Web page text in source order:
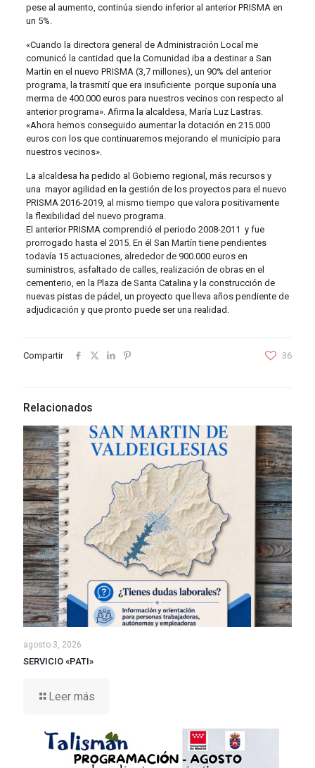
pese al aumento, continúa siendo inferior al anterior PRISMA en
un 5%.
«Cuando la directora general de Administración Local me
comunicó la cantidad que la Comunidad iba a destinar a San
Martín en el nuevo PRISMA (3,7 millones), un 90% del anterior
programa, la trasmití que era insuficiente porque suponía una
merma de 400.000 euros para nuestros vecinos con respecto al
anterior programa». Afirma la alcaldesa, María Luz Lastras.
«Ahora hemos conseguido aumentar la dotación en 215.000
euros con los que continuaremos mejorando el municipio para
nuestros vecinos».
La alcaldesa ha pedido al Gobierno regional, más recursos y
una mayor agilidad en la gestión de los proyectos para el nuevo
PRISMA 2016-2019, al mismo tiempo que valora positivamente
la flexibilidad del nuevo programa.
El anterior PRISMA comprendió el periodo 2008-2011 y fue
prorrogado hasta el 2015. En él San Martín tiene pendientes
todavía 15 actuaciones, alrededor de 900.000 euros en
suministros, asfaltado de calles, realización de obras en el
cementerio, en la Plaza de Santa Catalina y la construcción de
nuevas pistas de pádel, un proyecto que lleva años pendiente de
adjudicación y que pronto puede ser una realidad.
Compartir 36
Relacionados
agosto 3, 2026
SERVICIO «PATI»
Leer más